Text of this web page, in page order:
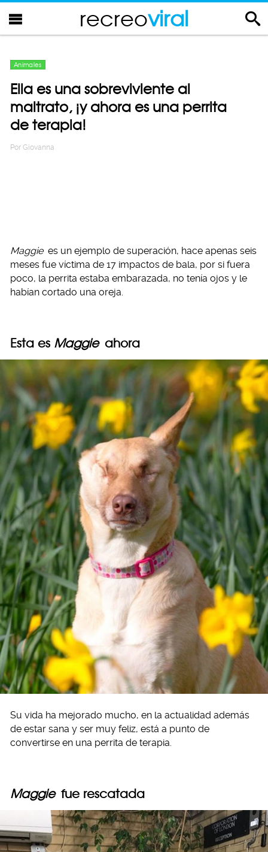
recreoviral
Animales
Ella es una sobreviviente al
maltrato, ¡y ahora es una perrita
de terapia!
Por Giovanna
Maggie es un ejemplo de superación, hace apenas seis
meses fue víctima de 17 impactos de bala, por si fuera
poco, la perrita estaba embarazada, no tenía ojos y le
habían cortado una oreja.
Esta es Maggie ahora
Su vida ha mejorado mucho, en la actualidad además
de estar sana y ser muy feliz, está a punto de
convertirse en una perrita de terapia.
Maggie fue rescatada